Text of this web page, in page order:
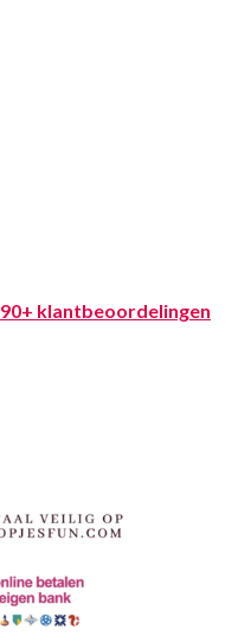
90+ klantbeoordelingen